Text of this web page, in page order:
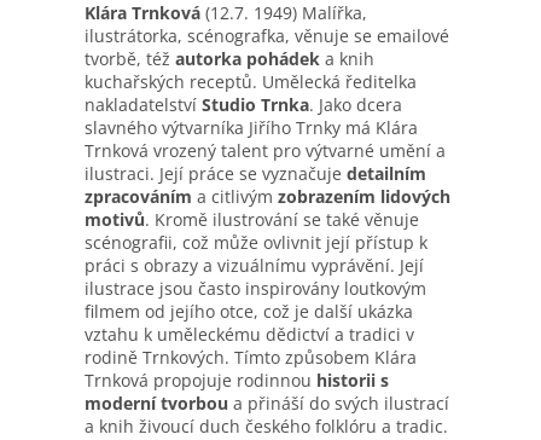
Klára Trnková (12.7. 1949) Malířka,
ilustrátorka, scénografka, věnuje se emailové
tvorbě, též autorka pohádek a knih
kuchařských receptů. Umělecká ředitelka
nakladatelství Studio Trnka. Jako dcera
slavného výtvarníka Jiřího Trnky má Klára
Trnková vrozený talent pro výtvarné umění a
ilustraci. Její práce se vyznačuje detailním
zpracováním a citlivým zobrazením lidových
motivů. Kromě ilustrování se také věnuje
scénografii, což může ovlivnit její přístup k
práci s obrazy a vizuálnímu vyprávění. Její
ilustrace jsou často inspirovány loutkovým
filmem od jejího otce, což je další ukázka
vztahu k uměleckému dědictví a tradici v
rodině Trnkových. Tímto způsobem Klára
Trnková propojuje rodinnou historii s
moderní tvorbou a přináší do svých ilustrací
a knih živoucí duch českého folklóru a tradic.